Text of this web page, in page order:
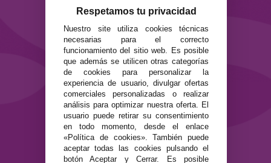
Formas de pago
SEGURIDAD Y PRIVACIDAD
Términos y condiciones de uso
Política de privacidad
Política de cookies
Respetamos tu privacidad
Nuestro site utiliza cookies técnicas
necesarias para el correcto
funcionamiento del sitio web. Es posible
que además se utilicen otras categorías
de cookies para personalizar la
experiencia de usuario, divulgar ofertas
comerciales personalizadas o realizar
análisis para optimizar nuestra oferta. El
usuario puede retirar su consentimiento
en todo momento, desde el enlace
«Política de cookies». También puede
aceptar todas las cookies pulsando el
botón Aceptar y Cerrar. Es posible